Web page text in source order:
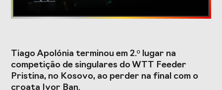
Estudos e Projetos
O Valor do
Estudo
Tiago Apolónia terminou em 2.º lugar na
competição de singulares do WTT Feeder
Pristina, no Kosovo, ao perder na final com o
croata Ivor Ban.